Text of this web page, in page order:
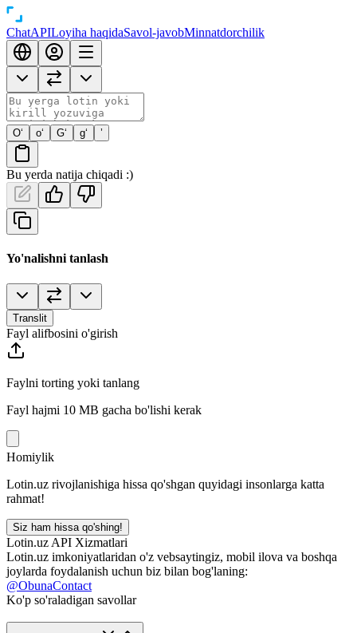
ChatAPILoyiha haqidaSavol-javobMinnatdorchilik
O‘ o‘ G‘ g‘ ’
Bu yerda natija chiqadi :)
Yo'nalishni tanlash
Translit
Fayl alifbosini o'girish
Faylni torting yoki tanlang
Fayl hajmi 10 MB gacha bo'lishi kerak
Homiylik
Lotin.uz rivojlanishiga hissa qo'shgan quyidagi insonlarga katta
rahmat!
Siz ham hissa qo'shing!
Lotin.uz API Xizmatlari
Lotin.uz imkoniyatlaridan o'z vebsaytingiz, mobil ilova va boshqa
joylarda foydalanish uchun biz bilan bog'laning:
@ObunaContact
Ko'p so'raladigan savollar